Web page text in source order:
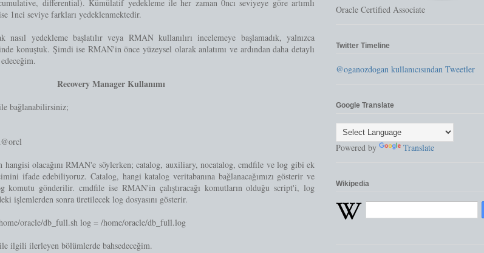
differential). Kümülatif yedekleme ile her zaman 0ncı seviyeye göre artımlı
1nci seviye farkları yedeklenmektedir.
nasıl yedekleme başlatılır veya RMAN kullanılırı incelemeye başlamadık, yalnızca
konuştuk. Şimdi ise RMAN'in önce yüzeysel olarak anlatımı ve ardından daha detaylı
Recovery Manager Kullanımı
bağlanabilirsiniz;
hangisi olacağını RMAN'e söylerken; catalog, auxiliary, nocatalog, cmdfile ve log gibi ek
ifade edebiliyoruz. Catalog, hangi katalog veritabanına bağlanacağımızı gösterir ve
komutu gönderilir. cmdfile ise RMAN'in çalıştıracağı komutların olduğu script'i, log
işlemlerden sonra üretilecek log dosyasını gösterir.
oracle/db_full.sh log = /home/oracle/db_full.log
ilgili ilerleyen bölümlerde bahsedeceğim.
Oracle Certified Associate
Twitter Timeline
@oganozdogan kullanıcısından Tweetler
Google Translate
Powered by Translate
Wikipedia